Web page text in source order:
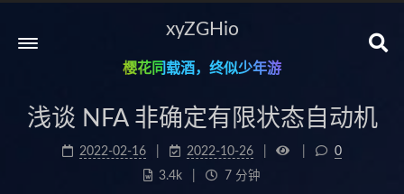
xyZGHio
樱花同载酒，终似少年游
浅谈 NFA 非确定有限状态自动机
2022-02-16 2022-10-26
0
3.4k
7 分钟